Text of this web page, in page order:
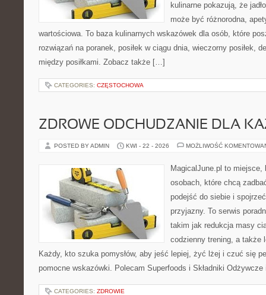
kulinarne pokazują, że
może być różnorodna,
wartościowa. To baza kulinarnych wskazówek dla osób, które
rozwiązań na poranek, posiłek w ciągu dnia, wieczorny posiłek,
między posiłkami. Zobacz także […]
CATEGORIES: CZĘSTOCHOWA
ZDROWE ODCHUDZANIE DLA
POSTED BY ADMIN KWI - 22 - 2026 MOŻLIWOŚĆ
MagicalJune.pl to miejsce,
osobach, które chcą
podejść do siebie i
przyjazny. To serwis
takim jak redukcja masy
codzienny trening, a także
Każdy, kto szuka pomysłów, aby jeść lepiej, żyć lżej i czuć się
pomocne wskazówki. Polecam Superfoods i Składniki
CATEGORIES: ZDROWIE